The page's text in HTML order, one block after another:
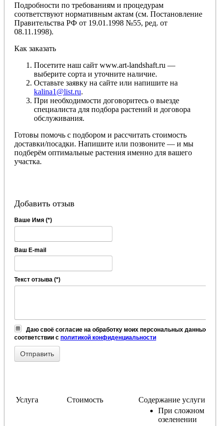
Подробности по требованиям и процедурам
соответствуют нормативным актам (см. Постановление
Правительства РФ от 19.01.1998 №55, ред. от
08.11.1998).
Как заказать
Посетите наш сайт www.art-landshaft.ru —
выберите сорта и уточните наличие.
Оставьте заявку на сайте или напишите на
kalina1@list.ru.
При необходимости договоритесь о выезде
специалиста для подбора растений и договора
обслуживания.
Готовы помочь с подбором и рассчитать стоимость
доставки/посадки. Напишите или позвоните — и мы
подберём оптимальные растения именно для вашего
участка.
Добавить отзыв
Ваше Имя (*)
Ваш E-mail
Текст отзыва (*)
Даю своё согласие на обработку моих персональных данных, в
соответствии с политикой конфиденциальности
Услуга Стоимость Содержание услуги
При сложном
озеленении